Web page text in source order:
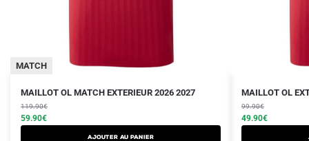
MATCH
MAILLOT OL MATCH EXTERIEUR 2026 2027
119.90€
Le
prix
initial
était :
59.90€
Le
prix
actuel
est :
AJOUTER AU PANIER
Ce
produit
a
MAILLOT OL
99.90€
Le
prix
initial
était :
49.90€
Le
prix
actuel
est :
Ce
produit
a